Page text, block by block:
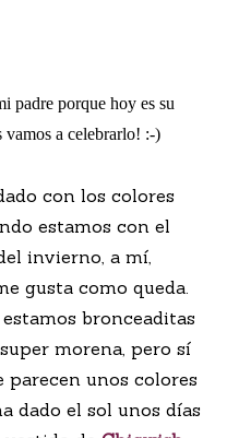
padre porque hoy es su
vamos a celebrarlo! :-)
con los colores
estamos con el
invierno, a mí,
gusta como queda.
bronceaditas
morena, pero sí
unos colores
dado el sol unos días